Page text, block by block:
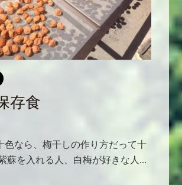
存食
色なら、梅干しの作り方だって十
蘇を入れる人、白梅が好きな人...